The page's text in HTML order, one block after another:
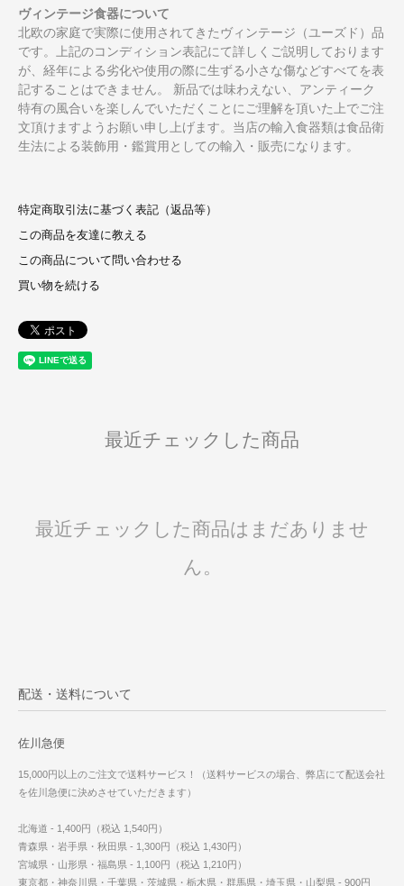
ヴィンテージ食器について
北欧の家庭で実際に使用されてきたヴィンテージ（ユーズド）品
です。上記のコンディション表記にて詳しくご説明しております
が、経年による劣化や使用の際に生ずる小さな傷などすべてを表
記することはできません。 新品では味わえない、アンティーク
特有の風合いを楽しんでいただくことにご理解を頂いた上でご注
文頂けますようお願い申し上げます。当店の輸入食器類は食品衛
生法による装飾用・鑑賞用としての輸入・販売になります。
特定商取引法に基づく表記（返品等）
この商品を友達に教える
この商品について問い合わせる
買い物を続ける
最近チェックした商品
最近チェックした商品はまだありませ
ん。
配送・送料について
佐川急便
15,000円以上のご注文で送料サービス！（送料サービスの場合、弊店にて配送会社
を佐川急便に決めさせていただきます）
北海道 - 1,400円（税込 1,540円）
青森県・岩手県・秋田県 - 1,300円（税込 1,430円）
宮城県・山形県・福島県 - 1,100円（税込 1,210円）
東京都・神奈川県・千葉県・茨城県・栃木県・群馬県・埼玉県・山梨県 - 900円